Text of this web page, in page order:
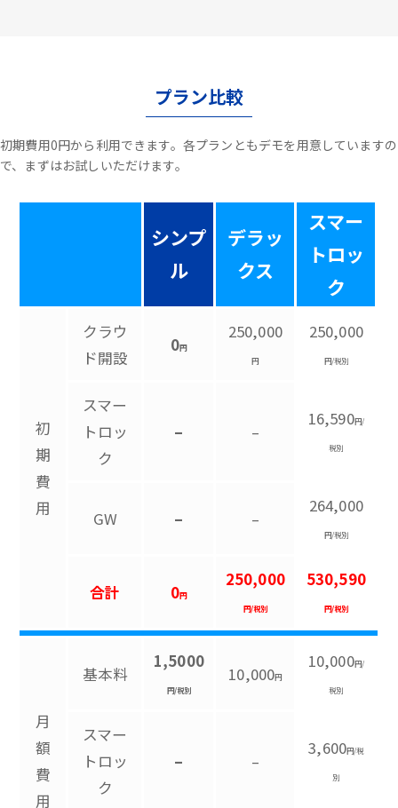
プラン比較
初期費用0円から利用できます。各プランともデモを用意していますの
で、まずはお試しいただけます。
シンプ
ル
デラッ
クス
スマー
トロッ
ク
初
期
費
用
クラウ
ド開設
0円
250,000
円
250,000
円/税別
スマー
トロッ
ク
– –
16,590円/
税別
GW – –
264,000
円/税別
合計 0円
250,000
円/税別
530,590
円/税別
月
額
費
用
基本料
1,5000
円/税別
10,000円
10,000円/
税別
スマー
トロッ
ク
– –
3,600円/税
別